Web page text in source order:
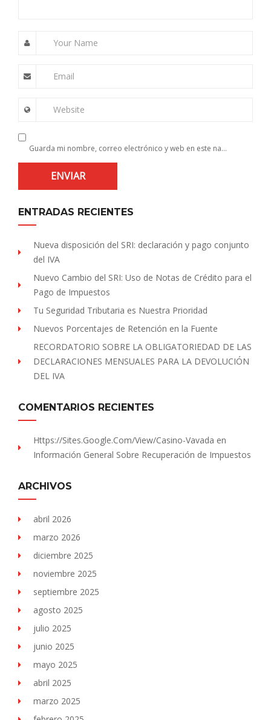
Your Name
Email
Website
Guarda mi nombre, correo electrónico y web en este navegador para la próxima vez que comente.
ENTRADAS RECIENTES
Nueva disposición del SRI: declaración y pago conjunto
del IVA
Nuevo Cambio del SRI: Uso de Notas de Crédito para el
Pago de Impuestos
Tu Seguridad Tributaria es Nuestra Prioridad
Nuevos Porcentajes de Retención en la Fuente
RECORDATORIO SOBRE LA OBLIGATORIEDAD DE LAS
DECLARACIONES MENSUALES PARA LA DEVOLUCIÓN
DEL IVA
COMENTARIOS RECIENTES
Https://sites.Google.com/view/Casino-Vavada en
Información General Sobre Recuperación de Impuestos
ARCHIVOS
abril 2026
marzo 2026
diciembre 2025
noviembre 2025
septiembre 2025
agosto 2025
julio 2025
junio 2025
mayo 2025
abril 2025
marzo 2025